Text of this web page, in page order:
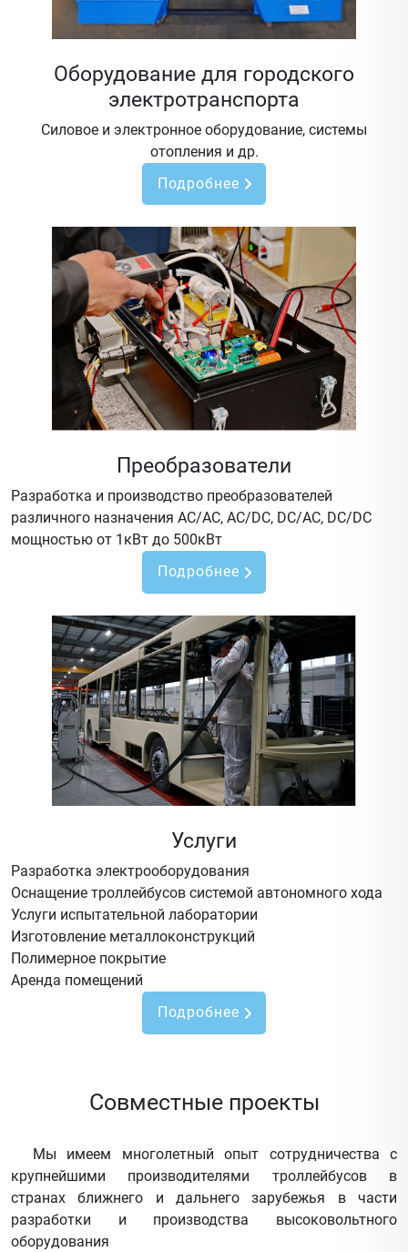
Оборудование для городского
электротранспорта
Силовое и электронное оборудование, системы
отопления и др.
Подробнее
Преобразователи
Разработка и производство преобразователей
различного назначения AC/AC, AC/DC, DC/AC, DC/DC
мощностью от 1кВт до 500кВт
Подробнее
Услуги
Разработка электрооборудования
Оснащение троллейбусов системой автономного хода
Услуги испытательной лаборатории
Изготовление металлоконструкций
Полимерное покрытие
Аренда помещений
Подробнее
Совместные проекты
Мы имеем многолетный опыт сотрудничества с
крупнейшими производителями троллейбусов в
странах ближнего и дальнего зарубежья в части
разработки и производства высоковольтного
оборудования